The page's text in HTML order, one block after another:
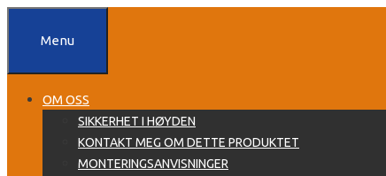
Menu
OM OSS
SIKKERHET I HØYDEN
KONTAKT MEG OM DETTE PRODUKTET
MONTERINGSANVISNINGER